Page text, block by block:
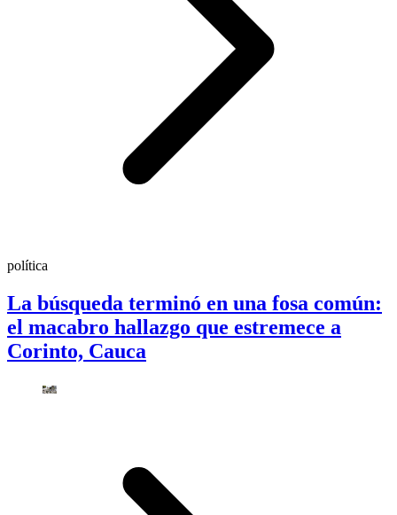
política
La búsqueda terminó en una fosa común:
el macabro hallazgo que estremece a
Corinto, Cauca